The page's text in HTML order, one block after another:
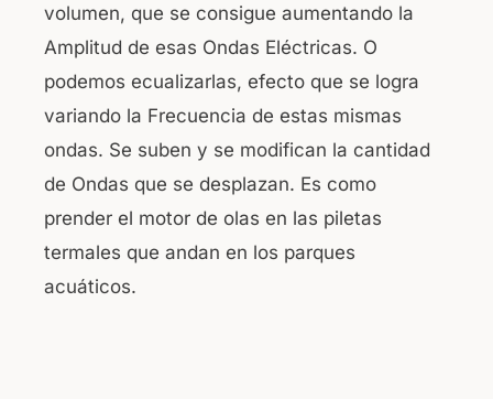
volumen, que se consigue aumentando la
Amplitud de esas Ondas Eléctricas. O
podemos ecualizarlas, efecto que se logra
variando la Frecuencia de estas mismas
ondas. Se suben y se modifican la cantidad
de Ondas que se desplazan. Es como
prender el motor de olas en las piletas
termales que andan en los parques
acuáticos.